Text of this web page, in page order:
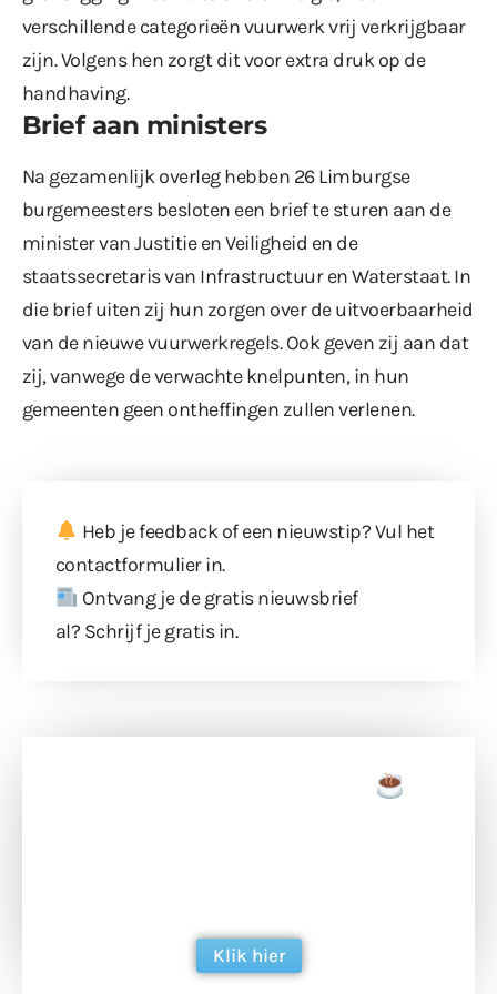
verschillende categorieën vuurwerk vrij verkrijgbaar
zijn. Volgens hen zorgt dit voor extra druk op de
handhaving.
Brief aan ministers
Na gezamenlijk overleg hebben 26 Limburgse
burgemeesters besloten een brief te sturen aan de
minister van Justitie en Veiligheid en de
staatssecretaris van Infrastructuur en Waterstaat. In
die brief uiten zij hun zorgen over de uitvoerbaarheid
van de nieuwe vuurwerkregels. Ook geven zij aan dat
zij, vanwege de verwachte knelpunten, in hun
gemeenten geen ontheffingen zullen verlenen.
Heb je feedback of een nieuwstip? Vul het
contactformulierin.
Ontvang je de gratis nieuwsbrief
al? Schrijf je gratis in.
Klik hier